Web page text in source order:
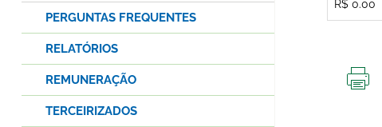
R$ 0.00
PERGUNTAS FREQUENTES
RELATÓRIOS
REMUNERAÇÃO
TERCEIRIZADOS